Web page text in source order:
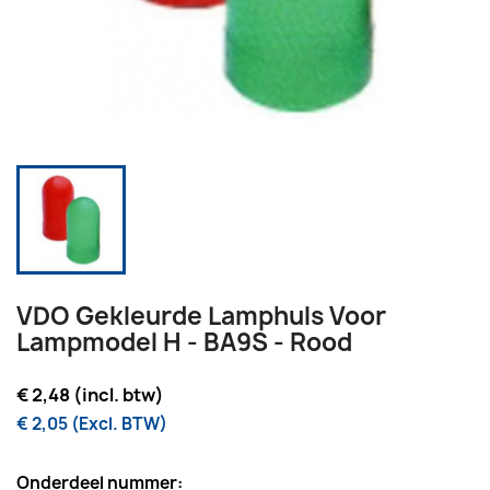
VDO Gekleurde Lamphuls Voor
Lampmodel H - BA9S - Rood
€ 2,48 (incl. btw)
€ 2,05 (Excl. BTW)
Onderdeel nummer: